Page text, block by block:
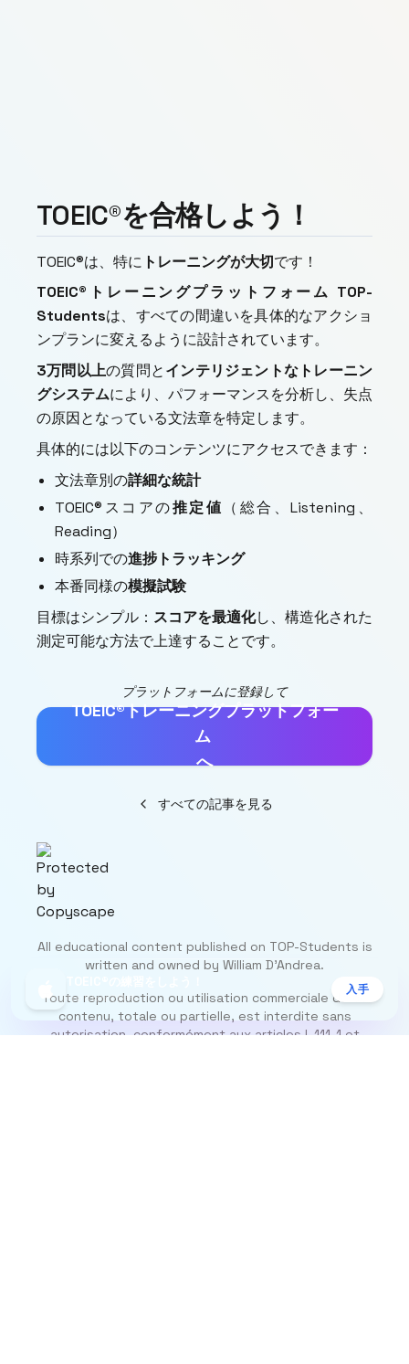
TOEIC®を合格しよう！
TOEIC®は、特に トレーニングが大切です！
TOEIC®トレーニングプラットフォーム TOP-
Studentsは、すべての間違いを具体的なアクショ
ンプランに変えるように設計されています。
3万問以上の質問とインテリジェントなトレーニン
グシステムにより、パフォーマンスを分析し、失点
の原因となっている文法章を特定します。
具体的には以下のコンテンツにアクセスできます：
文法章別の詳細な統計
TOEIC®スコアの推定値 （総合、Listening、
Reading）
時系列での進捗トラッキング
本番同様の模擬試験
目標はシンプル： スコアを最適化し、構造化された
測定可能な方法で上達することです。
プラットフォームに登録して
TOEIC®トレーニングプラットフォー
ム
へ
すべての記事を見る
All educational content published on TOP-Students is
written and owned by William D’Andrea.
Toute reproduction ou utilisation commerciale de ce
contenu, totale ou partielle, est interdite sans
autorisation, conformément aux articles L.111-1 et
App Storeで無料
入手